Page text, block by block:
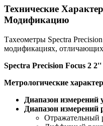
Технические
Модификацию
Тахеометры Spectra
модификациях,
Spectra Precision Focus 2 2''
Метрологические
Диапазон измерений
Диапазон измерений
Отражательный